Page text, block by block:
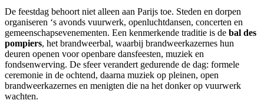
De feestdag behoort niet alleen aan Parijs toe. Steden en dorpen
organiseren ‘s avonds vuurwerk, openluchtdansen, concerten en
gemeenschapsevenementen. Een kenmerkende traditie is de bal des
pompiers, het brandweerbal, waarbij brandweerkazernes hun
deuren openen voor openbare dansfeesten, muziek en
fondsenwerving. De sfeer verandert gedurende de dag: formele
ceremonie in de ochtend, daarna muziek op pleinen, open
brandweerkazernes en menigten die na het donker op vuurwerk
wachten.